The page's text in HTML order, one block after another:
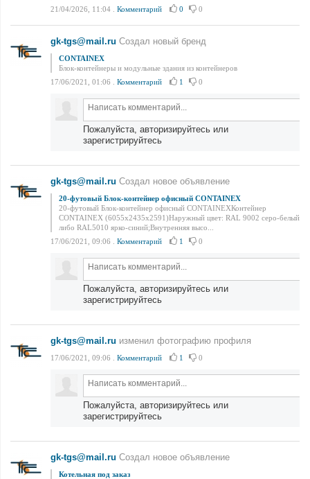
21/04/2026, 11:04
Комментарий 0 0
gk-tgs@mail.ru Создал новый бренд
CONTAINEX
Блок-контейнеры и модульные здания из контейнеров
17/06/2021, 01:06
Комментарий 1 0
Пожалуйста, авторизируйтесь или
зарегистрируйтесь
gk-tgs@mail.ru Создал новое объявление
20-футовый Блок-контейнер офисный CONTAINEX
20-футовый Блок-контейнер офисный CONTAINEXКонтейнер
CONTAINEX (6055х2435х2591)Наружный цвет: RAL 9002 серо-белый
либо RAL5010 ярко-синий;Внутренняя высо...
17/06/2021, 09:06
Комментарий 1 0
Пожалуйста, авторизируйтесь или
зарегистрируйтесь
gk-tgs@mail.ru изменил фотографию профиля
17/06/2021, 09:06 Комментарий 1 0
Пожалуйста, авторизируйтесь или
зарегистрируйтесь
gk-tgs@mail.ru Создал новое объявление
Котельная под заказ